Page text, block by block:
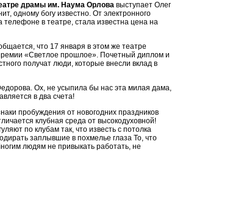
драмы им. Наума Орлова выступает Олег
одному богу известно. От электронного
в театре, стала известна цена на
что 17 января в этом же театре
«Светлое прошлое». Почетный диплом и
получат люди, которые внесли вклад в
Ох, не усыпила бы нас эта милая дама,
в два счета!
пробуждения от новогодних праздников
клубная среда от высокодуховной!
по клубам так, что известь с потолка
заплывшие в похмелье глаза То, что
людям не привыкать работать, не